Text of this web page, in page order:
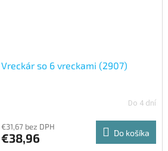
Vreckár so 6 vreckami (2907)
Do 4 dní
€31,67 bez DPH
€38,96 Do košíka